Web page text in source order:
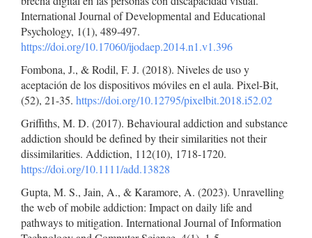
International Journal of Developmental and Educational
Psychology, 1(1), 489-497.
https://doi.org/10.17060/ijodaep.2014.n1.v1.396
Fombona, J., & Rodil, F. J. (2018). Niveles de uso y
aceptación de los dispositivos móviles en el aula. Pixel-Bit,
(52), 21-35. https://doi.org/10.12795/pixelbit.2018.i52.02
Griffiths, M. D. (2017). Behavioural addiction and substance
addiction should be defined by their similarities not their
dissimilarities. Addiction, 112(10), 1718-1720.
https://doi.org/10.1111/add.13828
Gupta, M. S., Jain, A., & Karamore, A. (2023). Unravelling
the web of mobile addiction: Impact on daily life and
pathways to mitigation. International Journal of Information